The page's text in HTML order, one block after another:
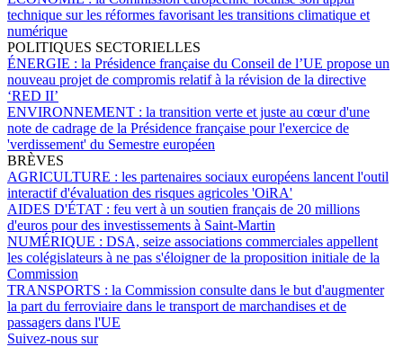
technique sur les réformes favorisant les transitions climatique et
numérique
POLITIQUES SECTORIELLES
ÉNERGIE : la Présidence française du Conseil de l’UE propose un
nouveau projet de compromis relatif à la révision de la directive
‘RED II’
ENVIRONNEMENT : la transition verte et juste au cœur d'une
note de cadrage de la Présidence française pour l'exercice de
'verdissement' du Semestre européen
BRÈVES
AGRICULTURE : les partenaires sociaux européens lancent l'outil
interactif d'évaluation des risques agricoles 'OiRA'
AIDES D'ÉTAT : feu vert à un soutien français de 20 millions
d'euros pour des investissements à Saint-Martin
NUMÉRIQUE : DSA, seize associations commerciales appellent
les colégislateurs à ne pas s'éloigner de la proposition initiale de la
Commission
TRANSPORTS : la Commission consulte dans le but d'augmenter
la part du ferroviaire dans le transport de marchandises et de
passagers dans l'UE
Suivez-nous sur